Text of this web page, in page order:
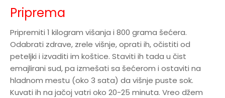
Priprema
Pripremiti 1 kilogram višanja i 800 grama šećera.
Odabrati zdrave, zrele višnje, oprati ih, očistiti od
peteljki i izvaditi im koštice. Staviti ih tada u čist
emajlirani sud, pa izmešati sa šećerom i ostaviti na
hladnom mestu (oko 3 sata) da višnje puste sok.
Kuvati ih na jačoj vatri oko 20-25 minuta. Vreo džem